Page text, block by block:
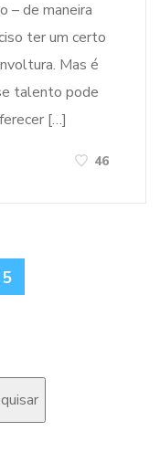
– de maneira
ter um certo
Mas é
talento pode
[…]
46
5